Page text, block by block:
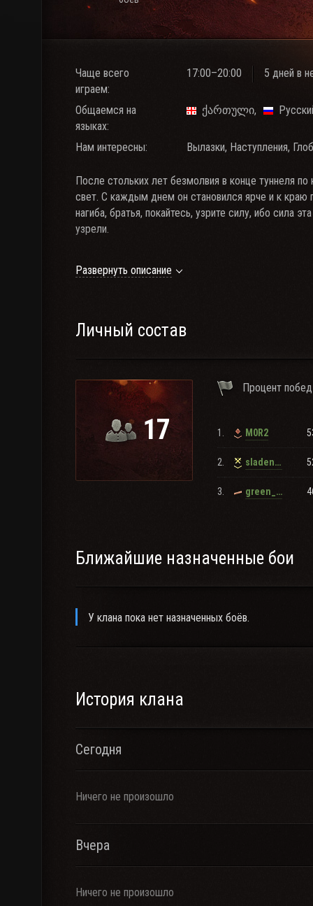
Чаще всего
играем:
17:00–20:00 5 дней в
Общаемся на
языках:
ქართული
Нам интересны: Вылазки, Наступления,
После стольких лет безмолвия в конце туннеля
свет. С каждым днем он становился ярче и к
нагиба, братья, покайтесь, узрите силу, ибо сила
узрели.
- общий wn8 по акку 2100+;
- техника 10 лвл от 4-х единиц (ср. урона 2500+)
- немного мозга (своего или купленного на талоны);
Рабоче-заводская розовая армия манит тебя. Всю
заявки на вступление сюда
Развернуть описание
Личный состав
17
Процент побед
1. M0R2
2. sladenkiy_pipiter
3. green_worker
Ближайшие назначенные бои
У клана пока нет назначенных боёв.
История клана
Сегодня
Ничего не произошло
Вчера
Ничего не произошло